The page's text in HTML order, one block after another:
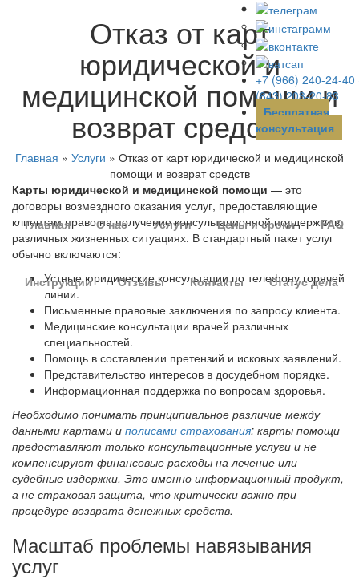
+7 (966) 240-24-40
(843) 203-20-83
Бесплатная
консультация
Главная О нас Услуги Цены и сроки FAQ
Инструкции Отзывы Контакты Статус дела
Отказ от карт
юридической и
медицинской помощи и
возврат средств
Главная » Услуги » Отказ от карт юридической и медицинской
помощи и возврат средств
Карты юридической и медицинской помощи — это
договоры возмездного оказания услуг, предоставляющие
клиентам право на получение консультационной поддержки в
различных жизненных ситуациях. В стандартный пакет услуг
обычно включаются:
Устные юридические консультации по телефону горячей
линии.
Письменные правовые заключения по запросу клиента.
Медицинские консультации врачей различных
специальностей.
Помощь в составлении претензий и исковых заявлений.
Представительство интересов в досудебном порядке.
Информационная поддержка по вопросам здоровья.
Необходимо понимать принципиальное различие между
данными картами и полисами страхования: карты помощи
предоставляют только консультационные услуги и не
компенсируют финансовые расходы на лечение или
судебные издержки. Это именно информационный продукт,
а не страховая защита, что критически важно при
процедуре возврата денежных средств.
Масштаб проблемы навязывания
услуг